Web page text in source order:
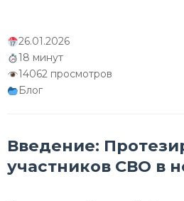
26.01.2026
18 минут
14062 просмотров
Блог
Введение:
участников СВО в